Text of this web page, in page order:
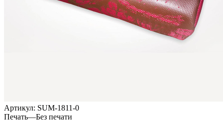
Артикул: SUM-1811-0
Печать—Без печати